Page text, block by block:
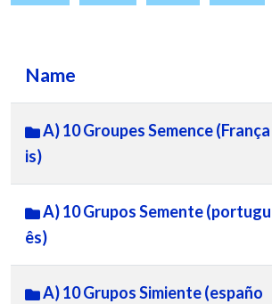
Name
A) 10 Groupes Semence (França
is)
A) 10 Grupos Semente (portugu
ês)
A) 10 Grupos Simiente (españo